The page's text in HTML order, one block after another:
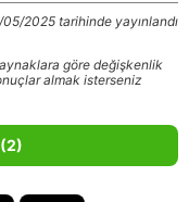
2025 tarihinde yayınlandı
göre değişkenlik
almak isterseniz